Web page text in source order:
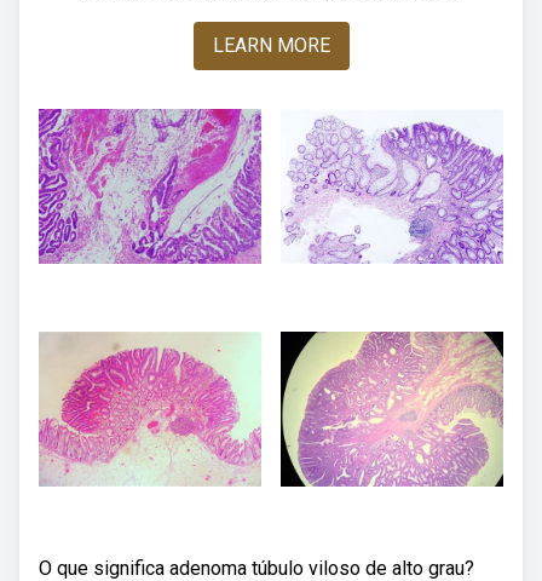
LEARN MORE
O que significa adenoma túbulo viloso de alto grau?